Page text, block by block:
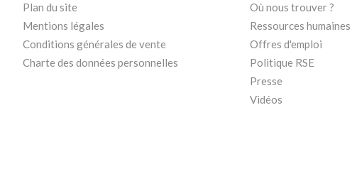
Plan du site
Mentions légales
Conditions générales de vente
Charte des données personnelles
Où nous trouver ?
Ressources humaines
Offres d'emploi
Politique RSE
Presse
Vidéos